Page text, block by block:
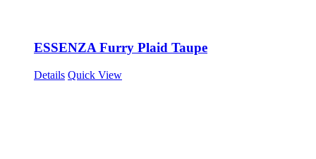
ESSENZA Furry Plaid Taupe
Details Quick View